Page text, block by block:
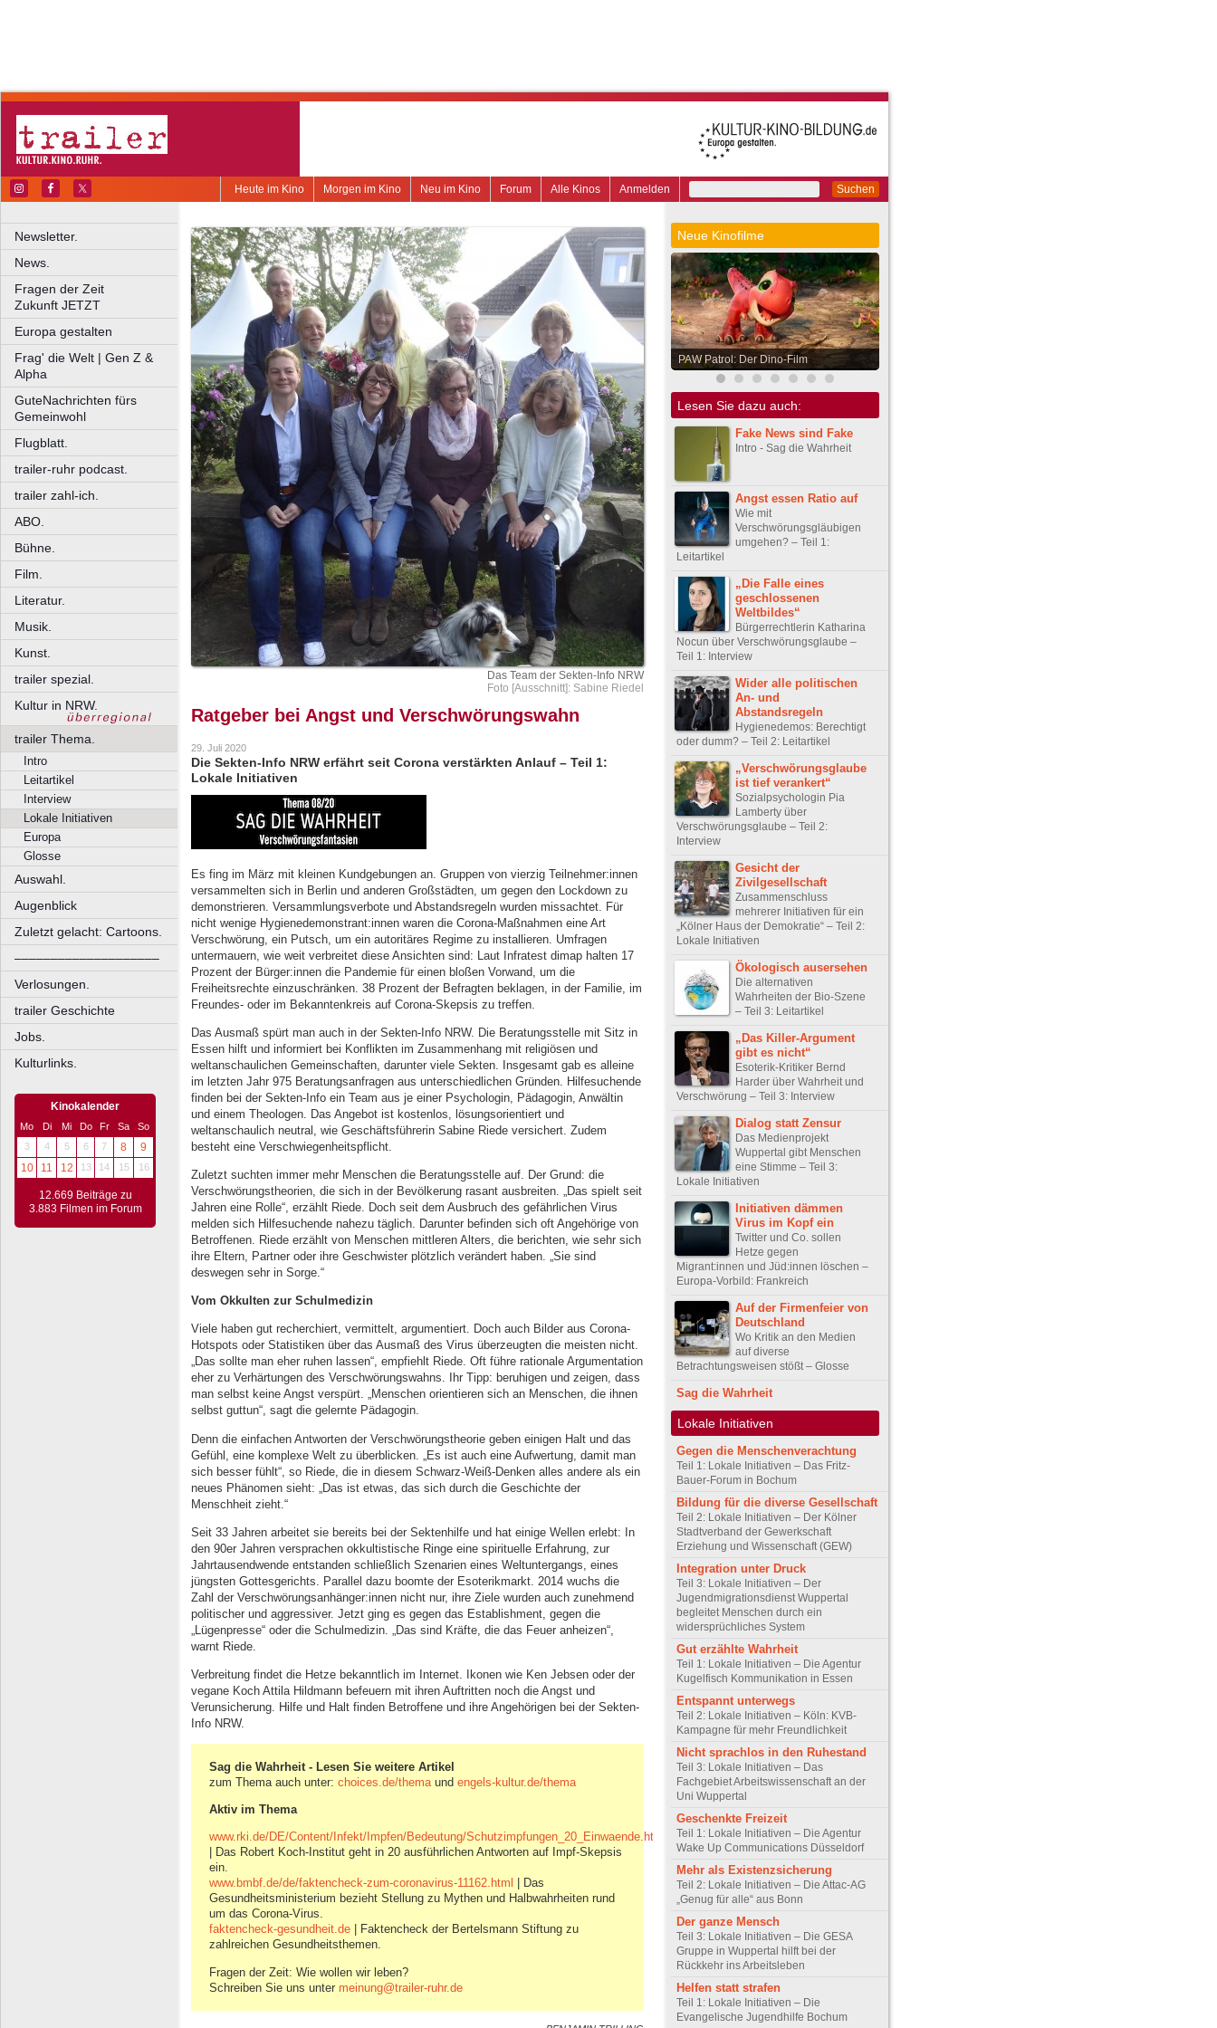
Suchen
Anmelden
Alle Kinos
Forum
Neu im Kino
Morgen im Kino
Heute im Kino
Newsletter.
News.
Fragen der Zeit
Zukunft JETZT
Europa gestalten
Frag' die Welt | Gen Z &
Alpha
GuteNachrichten fürs
Gemeinwohl
Flugblatt.
trailer-ruhr podcast.
trailer zahl-ich.
ABO.
Bühne.
Film.
Literatur.
Musik.
Kunst.
trailer spezial.
Kultur in NRW.
trailer Thema.
Intro
Leitartikel
Interview
Lokale Initiativen
Europa
Glosse
Auswahl.
Augenblick
Zuletzt gelacht: Cartoons.
––––––––––––––––––––
Verlosungen.
trailer Geschichte
Jobs.
Kulturlinks.
Kinokalender
Mo Di Mi Do Fr Sa
So
3
4 5 6 7 8
9
10
11 12 13 14 15 16
12.669 Beiträge zu
3.883 Filmen im Forum
Das Team der Sekten-Info NRW
Foto [Ausschnitt]: Sabine Riedel
Ratgeber bei Angst und Verschwörungswahn
29. Juli 2020
Die Sekten-Info NRW erfährt seit Corona verstärkten Anlauf – Teil 1:
Lokale Initiativen
Es fing im März mit kleinen Kundgebungen an. Gruppen von vierzig Teilnehmer:innen
versammelten sich in Berlin und anderen Großstädten, um gegen den Lockdown zu
demonstrieren. Versammlungsverbote und Abstandsregeln wurden missachtet. Für
nicht wenige Hygienedemonstrant:innen waren die Corona-Maßnahmen eine Art
Verschwörung, ein Putsch, um ein autoritäres Regime zu installieren. Umfragen
untermauern, wie weit verbreitet diese Ansichten sind: Laut Infratest dimap halten 17
Prozent der Bürger:innen die Pandemie für einen bloßen Vorwand, um die
Freiheitsrechte einzuschränken. 38 Prozent der Befragten beklagen, in der Familie, im
Freundes- oder im Bekanntenkreis auf Corona-Skepsis zu treffen.
Das Ausmaß spürt man auch in der Sekten-Info NRW. Die Beratungsstelle mit Sitz in
Essen hilft und informiert bei Konflikten im Zusammenhang mit religiösen und
weltanschaulichen Gemeinschaften, darunter viele Sekten. Insgesamt gab es alleine
im letzten Jahr 975 Beratungsanfragen aus unterschiedlichen Gründen. Hilfesuchende
finden bei der Sekten-Info ein Team aus je einer Psychologin, Pädagogin, Anwältin
und einem Theologen. Das Angebot ist kostenlos, lösungsorientiert und
weltanschaulich neutral, wie Geschäftsführerin Sabine Riede versichert. Zudem
besteht eine Verschwiegenheitspflicht.
Zuletzt suchten immer mehr Menschen die Beratungsstelle auf. Der Grund: die
Verschwörungstheorien, die sich in der Bevölkerung rasant ausbreiten. „Das spielt seit
Jahren eine Rolle“, erzählt Riede. Doch seit dem Ausbruch des gefährlichen Virus
melden sich Hilfesuchende nahezu täglich. Darunter befinden sich oft Angehörige von
Betroffenen. Riede erzählt von Menschen mittleren Alters, die berichten, wie sehr sich
ihre Eltern, Partner oder ihre Geschwister plötzlich verändert haben. „Sie sind
deswegen sehr in Sorge.“
Vom Okkulten zur Schulmedizin
Viele haben gut recherchiert, vermittelt, argumentiert. Doch auch Bilder aus Corona-
Hotspots oder Statistiken über das Ausmaß des Virus überzeugten die meisten nicht.
„Das sollte man eher ruhen lassen“, empfiehlt Riede. Oft führe rationale Argumentation
eher zu Verhärtungen des Verschwörungswahns. Ihr Tipp: beruhigen und zeigen, dass
man selbst keine Angst verspürt. „Menschen orientieren sich an Menschen, die ihnen
selbst guttun“, sagt die gelernte Pädagogin.
Denn die einfachen Antworten der Verschwörungstheorie geben einigen Halt und das
Gefühl, eine komplexe Welt zu überblicken. „Es ist auch eine Aufwertung, damit man
sich besser fühlt“, so Riede, die in diesem Schwarz-Weiß-Denken alles andere als ein
neues Phänomen sieht: „Das ist etwas, das sich durch die Geschichte der
Menschheit zieht.“
Seit 33 Jahren arbeitet sie bereits bei der Sektenhilfe und hat einige Wellen erlebt: In
den 90er Jahren versprachen okkultistische Ringe eine spirituelle Erfahrung, zur
Jahrtausendwende entstanden schließlich Szenarien eines Weltuntergangs, eines
jüngsten Gottesgerichts. Parallel dazu boomte der Esoterikmarkt. 2014 wuchs die
Zahl der Verschwörungsanhänger:innen nicht nur, ihre Ziele wurden auch zunehmend
politischer und aggressiver. Jetzt ging es gegen das Establishment, gegen die
„Lügenpresse“ oder die Schulmedizin. „Das sind Kräfte, die das Feuer anheizen“,
warnt Riede.
Verbreitung findet die Hetze bekanntlich im Internet. Ikonen wie Ken Jebsen oder der
vegane Koch Attila Hildmann befeuern mit ihren Auftritten noch die Angst und
Verunsicherung. Hilfe und Halt finden Betroffene und ihre Angehörigen bei der Sekten-
Info NRW.
Sag die Wahrheit - Lesen Sie weitere Artikel
zum Thema auch unter: choices.de/themaund engels-kultur.de/thema
Aktiv im Thema
www.rki.de/DE/Content/Infekt/Impfen/Bedeutung/Schutzimpfungen_20_Einwaende.html
| Das Robert Koch-Institut geht in 20 ausführlichen Antworten auf Impf-Skepsis
ein.
www.bmbf.de/de/faktencheck-zum-coronavirus-11162.html
| Das
Gesundheitsministerium bezieht Stellung zu Mythen und Halbwahrheiten rund
um das Corona-Virus.
faktencheck-gesundheit.de | Faktencheck der Bertelsmann Stiftung zu
zahlreichen Gesundheitsthemen.
Fragen der Zeit: Wie wollen wir leben?
Schreiben Sie uns unter meinung@trailer-ruhr.de
Neue Kinofilme
PAW Patrol: Der Dino-Film
Lesen Sie dazu auch:
Fake News sind Fake
Intro - Sag die Wahrheit
Angst essen Ratio auf
Wie mit
Verschwörungsgläubigen
umgehen? – Teil 1:
Leitartikel
„Die Falle eines
geschlossenen
Weltbildes“
Bürgerrechtlerin Katharina
Nocun über Verschwörungsglaube –
Teil 1: Interview
Wider alle politischen
An- und
Abstandsregeln
Hygienedemos: Berechtigt
oder dumm? – Teil 2: Leitartikel
„Verschwörungsglaube
ist tief verankert“
Sozialpsychologin Pia
Lamberty über
Verschwörungsglaube – Teil 2:
Interview
Gesicht der
Zivilgesellschaft
Zusammenschluss
mehrerer Initiativen für ein
„Kölner Haus der Demokratie“ – Teil 2:
Lokale Initiativen
Ökologisch ausersehen
Die alternativen
Wahrheiten der Bio-Szene
– Teil 3: Leitartikel
„Das Killer-Argument
gibt es nicht“
Esoterik-Kritiker Bernd
Harder über Wahrheit und
Verschwörung – Teil 3: Interview
Dialog statt Zensur
Das Medienprojekt
Wuppertal gibt Menschen
eine Stimme – Teil 3:
Lokale Initiativen
Initiativen dämmen
Virus im Kopf ein
Twitter und Co. sollen
Hetze gegen
Migrant:innen und Jüd:innen löschen –
Europa-Vorbild: Frankreich
Auf der Firmenfeier von
Deutschland
Wo Kritik an den Medien
auf diverse
Betrachtungsweisen stößt – Glosse
Sag die Wahrheit
Lokale Initiativen
Gegen die Menschenverachtung
Teil 1: Lokale Initiativen – Das Fritz-
Bauer-Forum in Bochum
Bildung für die diverse Gesellschaft
Teil 2: Lokale Initiativen – Der Kölner
Stadtverband der Gewerkschaft
Erziehung und Wissenschaft (GEW)
Integration unter Druck
Teil 3: Lokale Initiativen – Der
Jugendmigrationsdienst Wuppertal
begleitet Menschen durch ein
widersprüchliches System
Gut erzählte Wahrheit
Teil 1: Lokale Initiativen – Die Agentur
Kugelfisch Kommunikation in Essen
Entspannt unterwegs
Teil 2: Lokale Initiativen – Köln: KVB-
Kampagne für mehr Freundlichkeit
Nicht sprachlos in den Ruhestand
Teil 3: Lokale Initiativen – Das
Fachgebiet Arbeitswissenschaft an der
Uni Wuppertal
Geschenkte Freizeit
Teil 1: Lokale Initiativen – Die Agentur
Wake Up Communications Düsseldorf
Mehr als Existenzsicherung
Teil 2: Lokale Initiativen – Die Attac-AG
„Genug für alle“ aus Bonn
Der ganze Mensch
Teil 3: Lokale Initiativen – Die GESA
Gruppe in Wuppertal hilft bei der
Rückkehr ins Arbeitsleben
Helfen statt strafen
Teil 1: Lokale Initiativen – Die
Evangelische Jugendhilfe Bochum